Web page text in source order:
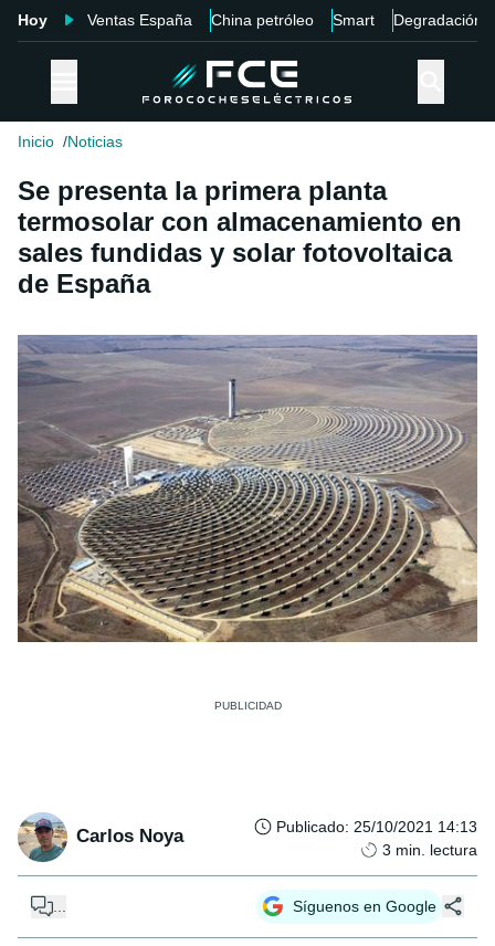
Hoy Ventas España China petróleo Smart Degradación
Inicio Noticias
Se presenta la primera planta
termosolar con almacenamiento en
sales fundidas y solar fotovoltaica
de España
Carlos Noya Publicado: 25/10/2021 14:13
3 min. lectura
Síguenos en Google